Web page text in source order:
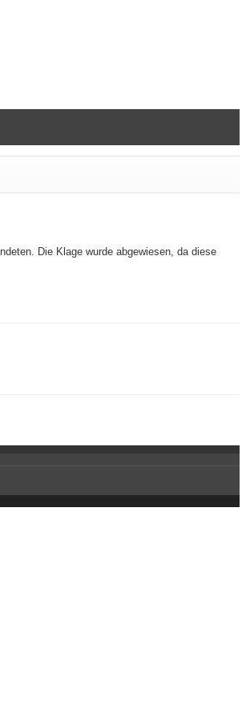
Die Klage wurde abgewiesen, da diese